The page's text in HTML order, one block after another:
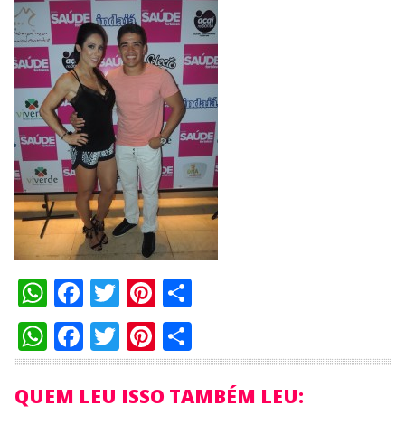
WhatsApp
Facebook
Twitter
Pinterest
Compartilhar
WhatsApp
Facebook
Twitter
Pinterest
Compartilhar
QUEM LEU ISSO TAMBÉM LEU: